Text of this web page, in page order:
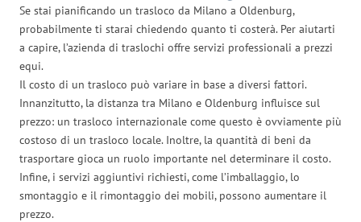
Se stai pianificando un trasloco da Milano a Oldenburg,
probabilmente ti starai chiedendo quanto ti costerà. Per aiutarti
a capire, l’azienda di traslochi offre servizi professionali a prezzi
equi.
Il costo di un trasloco può variare in base a diversi fattori.
Innanzitutto, la distanza tra Milano e Oldenburg influisce sul
prezzo: un trasloco internazionale come questo è ovviamente più
costoso di un trasloco locale. Inoltre, la quantità di beni da
trasportare gioca un ruolo importante nel determinare il costo.
Infine, i servizi aggiuntivi richiesti, come l’imballaggio, lo
smontaggio e il rimontaggio dei mobili, possono aumentare il
prezzo.